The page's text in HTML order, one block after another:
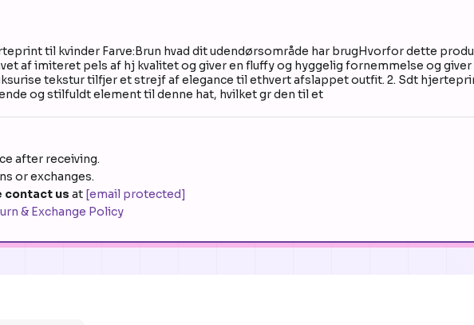
til kvinder Farve:Brun hvad dit udendørsområde har brugHvorfor dette
af imiteret pels af hj kvalitet og giver en fluffy og hyggelig fornemmelse og
tekstur tilfjer et strejf af elegance til ethvert afslappet outfit. 2. Sdt
og stilfuldt element til denne hat, hvilket gr den til et
after receiving.
or exchanges.
contact us at [email protected]
& Exchange Policy